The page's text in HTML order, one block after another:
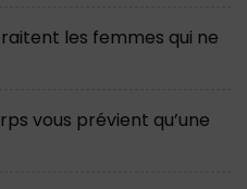
les femmes qui ne
vous prévient qu’une